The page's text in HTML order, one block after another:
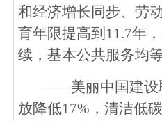
和经济增长同步、劳
育年限提高到11.7年
续，基本公共服务均
——美丽中国建设
放降低17%，清洁低